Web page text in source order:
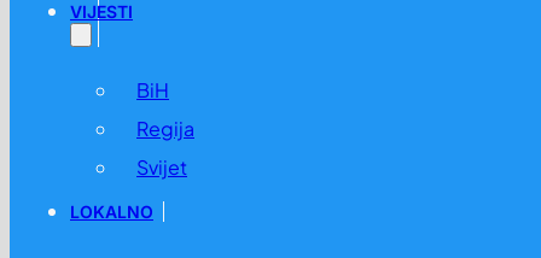
VIJESTI
BiH
Regija
Svijet
LOKALNO